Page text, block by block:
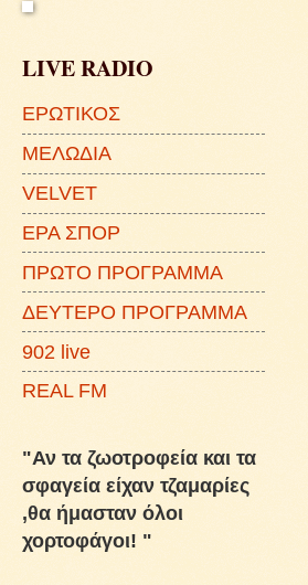
LIVE RADIO
ΕΡΩΤΙΚΟΣ
ΜΕΛΩΔΙΑ
VELVET
ΕΡΑ ΣΠΟΡ
ΠΡΩΤΟ ΠΡΟΓΡΑΜΜΑ
ΔΕΥΤΕΡΟ ΠΡΟΓΡΑΜΜΑ
902 live
REAL FM
"Αν τα ζωοτροφεία και τα
σφαγεία είχαν τζαμαρίες
,θα ήμασταν όλοι
χορτοφάγοι! "